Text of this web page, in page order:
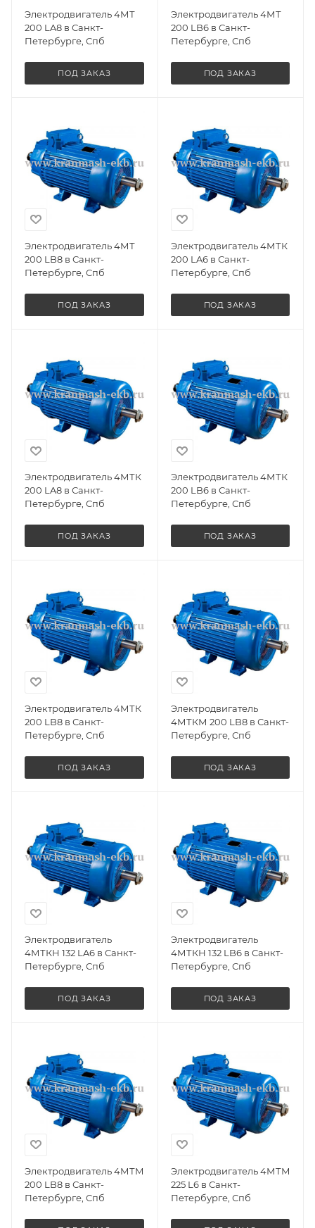
Электродвигатель 4МТ
200 LA8 в Санкт-
Петербурге, Спб
ПОД ЗАКАЗ
Электродвигатель 4МТ
200 LB6 в Санкт-
Петербурге, Спб
ПОД ЗАКАЗ
Электродвигатель 4МТ
200 LB8 в Санкт-
Петербурге, Спб
ПОД ЗАКАЗ
Электродвигатель 4МТК
200 LA6 в Санкт-
Петербурге, Спб
ПОД ЗАКАЗ
Электродвигатель 4МТК
200 LA8 в Санкт-
Петербурге, Спб
ПОД ЗАКАЗ
Электродвигатель 4МТК
200 LB6 в Санкт-
Петербурге, Спб
ПОД ЗАКАЗ
Электродвигатель 4МТК
200 LB8 в Санкт-
Петербурге, Спб
ПОД ЗАКАЗ
Электродвигатель
4МТКМ 200 LB8 в Санкт-
Петербурге, Спб
ПОД ЗАКАЗ
Электродвигатель
4МТКН 132 LA6 в Санкт-
Петербурге, Спб
ПОД ЗАКАЗ
Электродвигатель
4МТКН 132 LB6 в Санкт-
Петербурге, Спб
ПОД ЗАКАЗ
Электродвигатель 4МТМ
200 LB8 в Санкт-
Петербурге, Спб
Электродвигатель 4МТМ
225 L6 в Санкт-
Петербурге, Спб